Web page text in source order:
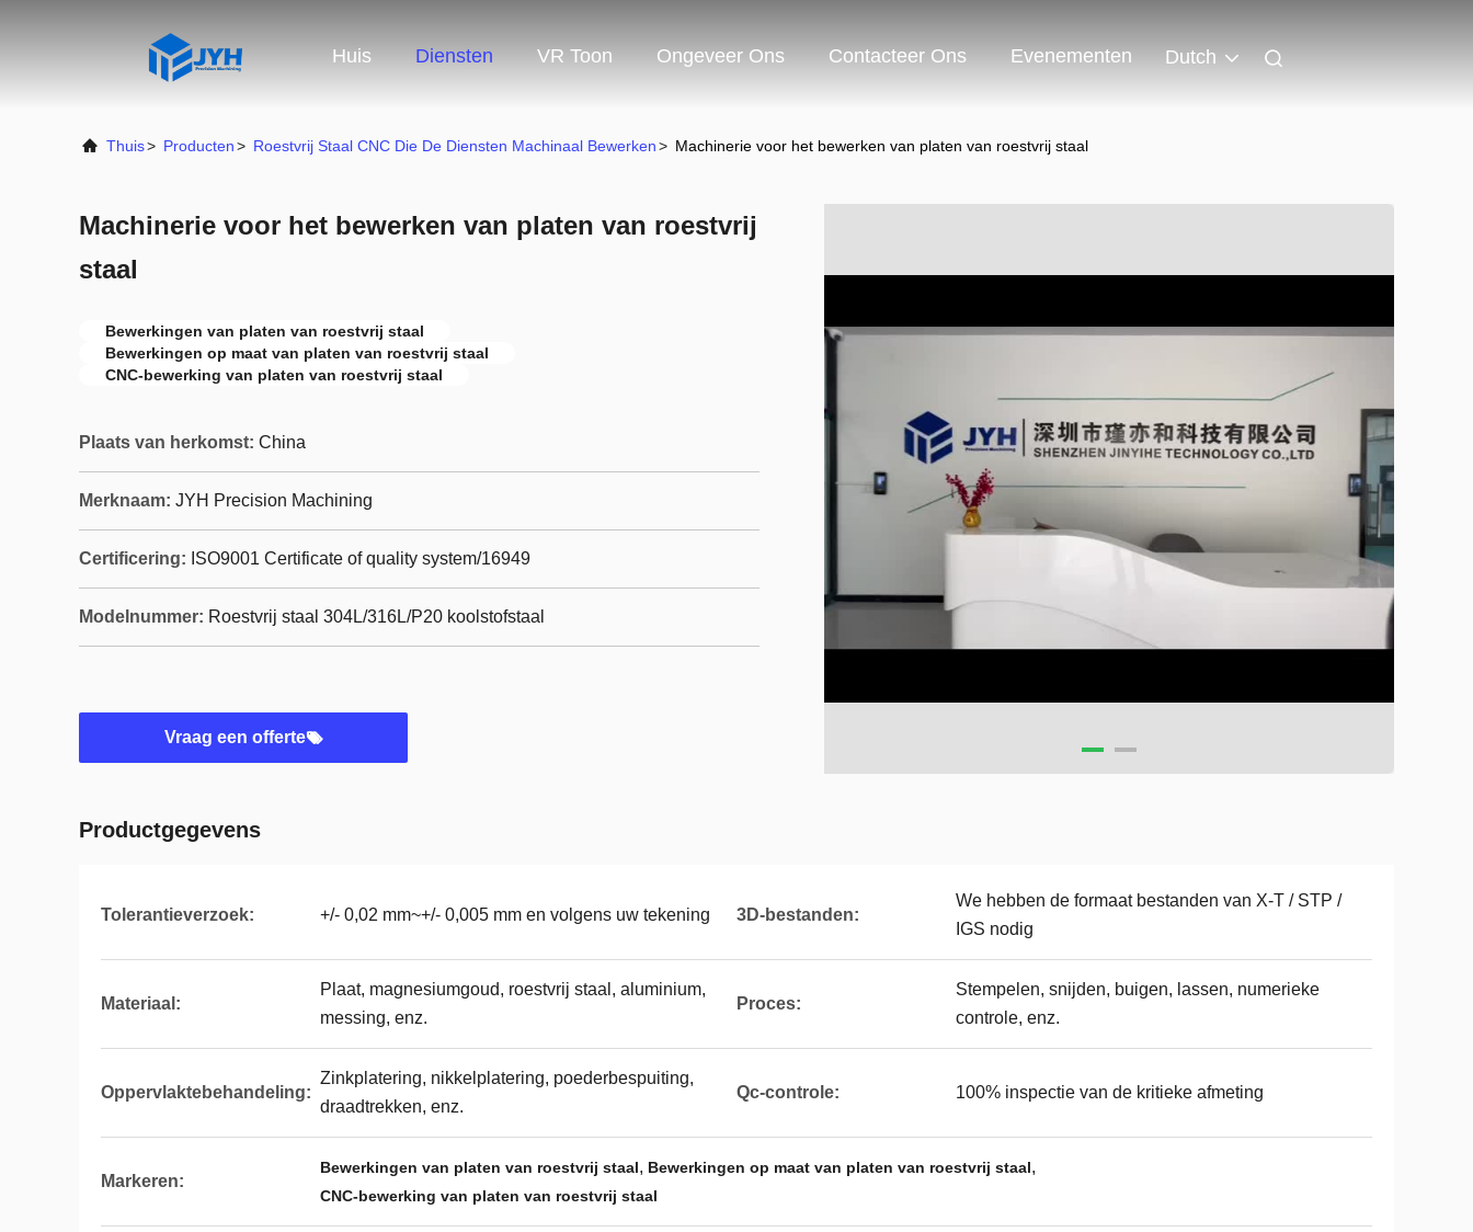
Huis Diensten VR Toon Ongeveer Ons Contacteer Ons Evenementen Dutch
Thuis> Producten> Roestvrij Staal CNC Die De Diensten Machinaal Bewerken> Machinerie voor het bewerken van platen van roestvrij staal
Machinerie voor het bewerken van platen van roestvrij
staal
Bewerkingen van platen van roestvrij staal
Bewerkingen op maat van platen van roestvrij staal
CNC-bewerking van platen van roestvrij staal
Plaats van herkomst: China
Merknaam: JYH Precision Machining
Certificering: ISO9001 Certificate of quality system/16949
Modelnummer: Roestvrij staal 304L/316L/P20 koolstofstaal
Vraag een offerte
Productgegevens
Tolerantieverzoek: +/- 0,02 mm~+/- 0,005 mm en volgens uw tekening 3D-bestanden:
We hebben de formaat bestanden van X-T / STP /
IGS nodig
Materiaal:
Plaat, magnesiumgoud, roestvrij staal, aluminium,
messing, enz.
Proces:
Stempelen, snijden, buigen, lassen, numerieke
controle, enz.
Oppervlaktebehandeling:
Zinkplatering, nikkelplatering, poederbespuiting,
draadtrekken, enz.
Qc-controle: 100% inspectie van de kritieke afmeting
Markeren:
Bewerkingen van platen van roestvrij staal, Bewerkingen op maat van platen van roestvrij staal,
CNC-bewerking van platen van roestvrij staal